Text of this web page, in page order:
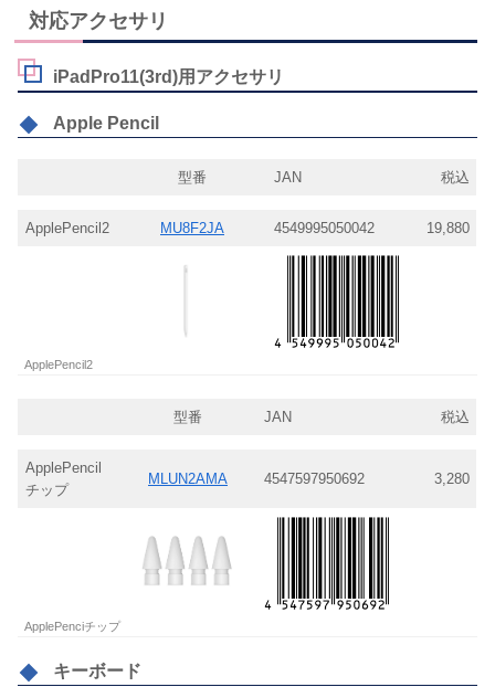
対応アクセサリ
iPadPro11(3rd)用アクセサリ
Apple Pencil
型番 JAN 税込
ApplePencil2 MU8F2JA 4549995050042 19,880
ApplePencil2
型番 JAN 税込
ApplePencil
チップ
MLUN2AMA 4547597950692 3,280
ApplePenciチップ
キーボード